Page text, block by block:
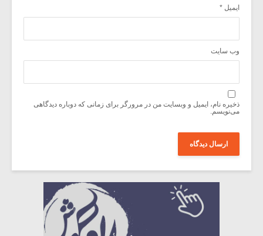
ایمیل *
وب‌ سایت
ذخیره نام، ایمیل و وبسایت من در مرورگر برای زمانی که دوباره دیدگاهی
می‌نویسم.